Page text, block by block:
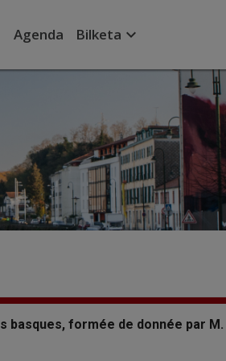
Agenda Bilketa expand_more
basques, formée de donnée par M.